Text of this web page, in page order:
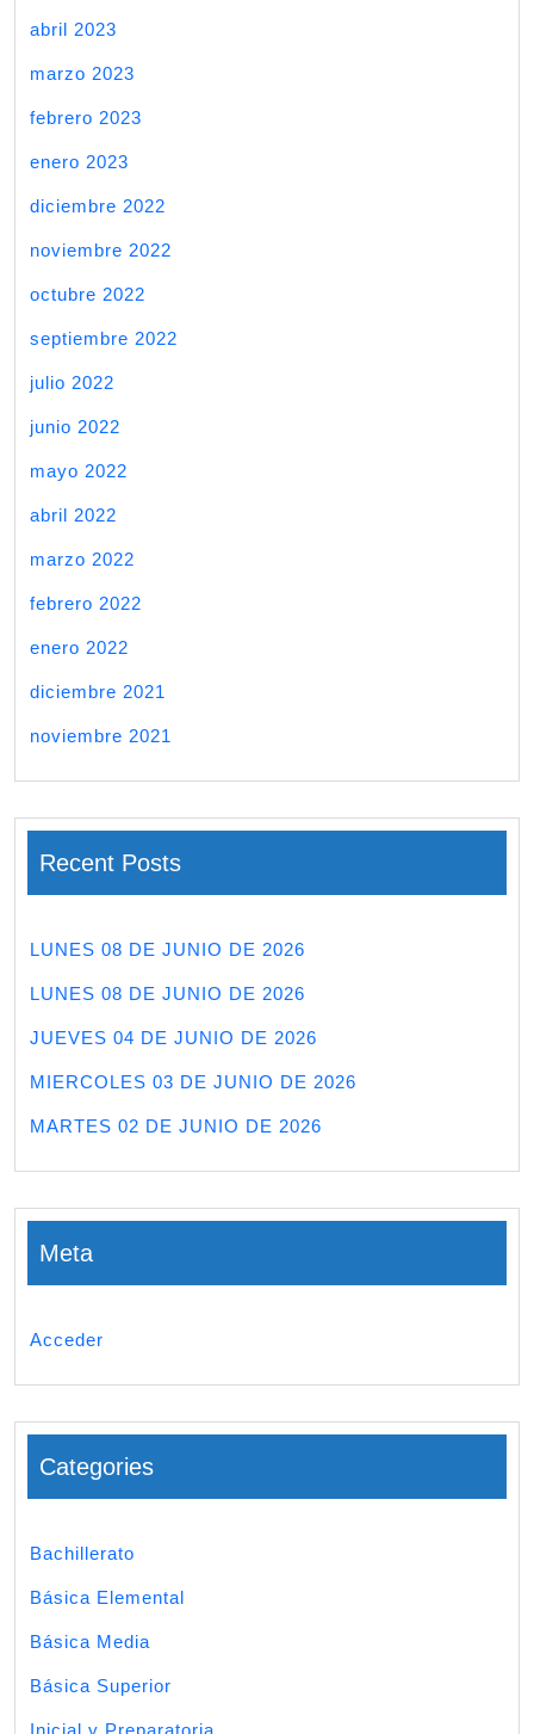
abril 2023
marzo 2023
febrero 2023
enero 2023
diciembre 2022
noviembre 2022
octubre 2022
septiembre 2022
julio 2022
junio 2022
mayo 2022
abril 2022
marzo 2022
febrero 2022
enero 2022
diciembre 2021
noviembre 2021
Recent Posts
LUNES 08 DE JUNIO DE 2026
LUNES 08 DE JUNIO DE 2026
JUEVES 04 DE JUNIO DE 2026
MIERCOLES 03 DE JUNIO DE 2026
MARTES 02 DE JUNIO DE 2026
Meta
Acceder
Categories
Bachillerato
Básica Elemental
Básica Media
Básica Superior